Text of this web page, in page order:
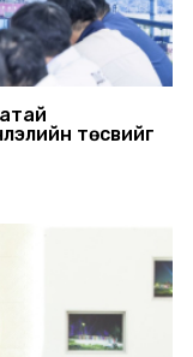
төсвийг